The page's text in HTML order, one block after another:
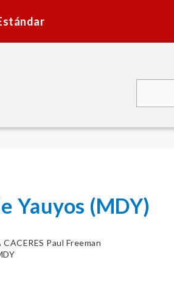
Yauyos (MDY)
Paul Freeman